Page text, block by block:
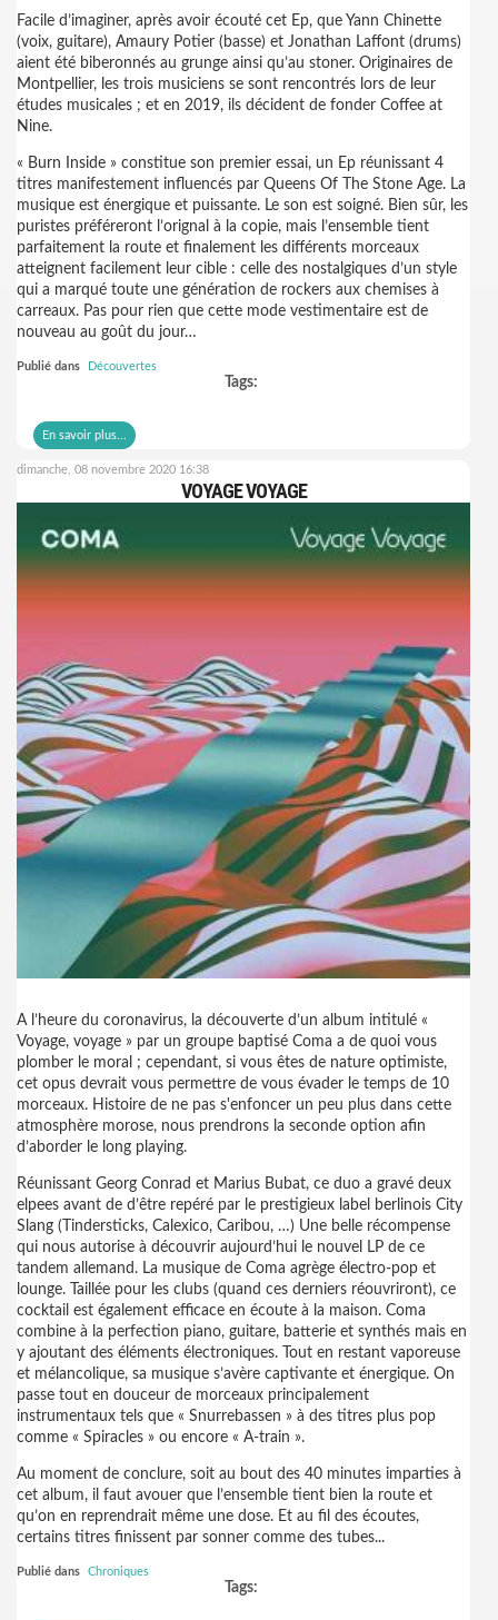
Facile d’imaginer, après avoir écouté cet Ep, que Yann Chinette
(voix, guitare), Amaury Potier (basse) et Jonathan Laffont (drums)
aient été biberonnés au grunge ainsi qu’au stoner. Originaires de
Montpellier, les trois musiciens se sont rencontrés lors de leur
études musicales ; et en 2019, ils décident de fonder Coffee at
Nine.
« Burn Inside » constitue son premier essai, un Ep réunissant 4
titres manifestement influencés par Queens Of The Stone Age. La
musique est énergique et puissante. Le son est soigné. Bien sûr, les
puristes préféreront l’orignal à la copie, mais l’ensemble tient
parfaitement la route et finalement les différents morceaux
atteignent facilement leur cible : celle des nostalgiques d’un style
qui a marqué toute une génération de rockers aux chemises à
carreaux. Pas pour rien que cette mode vestimentaire est de
nouveau au goût du jour…
Publié dans Découvertes
Tags:
En savoir plus...
dimanche, 08 novembre 2020 16:38
VOYAGE VOYAGE
A l’heure du coronavirus, la découverte d’un album intitulé «
Voyage, voyage » par un groupe baptisé Coma a de quoi vous
plomber le moral ; cependant, si vous êtes de nature optimiste,
cet opus devrait vous permettre de vous évader le temps de 10
morceaux. Histoire de ne pas s'enfoncer un peu plus dans cette
atmosphère morose, nous prendrons la seconde option afin
d’aborder le long playing.
Réunissant Georg Conrad et Marius Bubat, ce duo a gravé deux
elpees avant de d’être repéré par le prestigieux label berlinois City
Slang (Tindersticks, Calexico, Caribou, …) Une belle récompense
qui nous autorise à découvrir aujourd’hui le nouvel LP de ce
tandem allemand. La musique de Coma agrège électro-pop et
lounge. Taillée pour les clubs (quand ces derniers réouvriront), ce
cocktail est également efficace en écoute à la maison. Coma
combine à la perfection piano, guitare, batterie et synthés mais en
y ajoutant des éléments électroniques. Tout en restant vaporeuse
et mélancolique, sa musique s’avère captivante et énergique. On
passe tout en douceur de morceaux principalement
instrumentaux tels que « Snurrebassen » à des titres plus pop
comme « Spiracles » ou encore « A-train ».
Au moment de conclure, soit au bout des 40 minutes imparties à
cet album, il faut avouer que l’ensemble tient bien la route et
qu’on en reprendrait même une dose. Et au fil des écoutes,
certains titres finissent par sonner comme des tubes...
Publié dans Chroniques
Tags: